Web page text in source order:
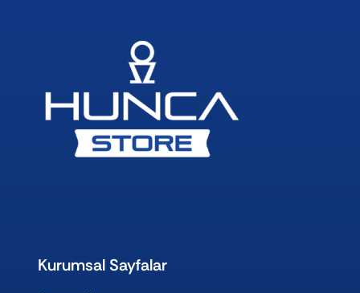
Kurumsal Sayfalar